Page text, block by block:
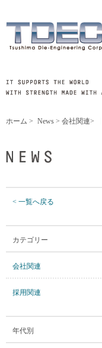
ホーム > News > 会社関連>
< 一覧へ戻る
カテゴリー
会社関連
採用関連
年代別